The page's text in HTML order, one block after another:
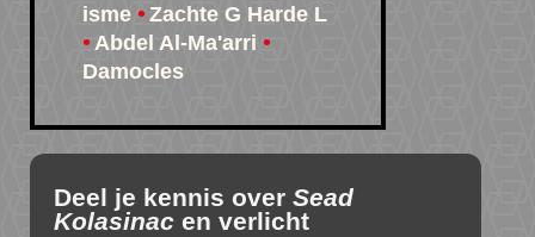
isme
Zachte G Harde L
Abdel Al-Ma'arri
Damocles
Deel je kennis over Sead
Kolasinac en verlicht